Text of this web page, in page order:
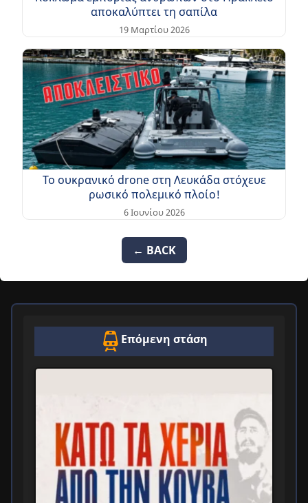
αποκαλύπτει τη σαπίλα
19 Μαρτίου 2026
Το ουκρανικό drone στη Λευκάδα στόχευε
ρωσικό πολεμικό πλοίο!
6 Ιουνίου 2026
← BACK
Επόμενη στάση